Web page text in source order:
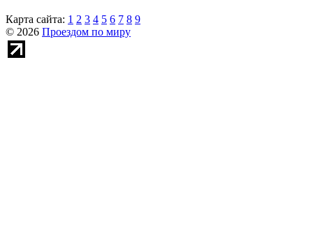
Карта сайта: 1 2 3 4 5 6 7 8 9
© 2026 Проездом по миру